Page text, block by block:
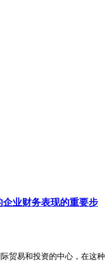
业财务表现的重要步
贸易和投资的中心，在这种